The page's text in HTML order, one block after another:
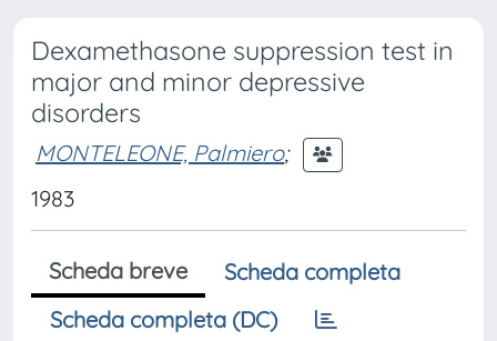
Dexamethasone suppression test in
major and minor depressive
disorders
MONTELEONE, Palmiero;
1983
Scheda breve
Scheda completa
Scheda completa (DC)